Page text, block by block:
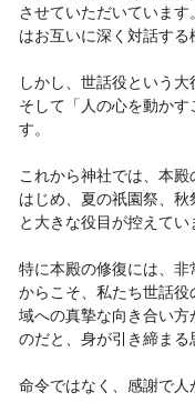
させていただいていま
はお互いに深く対話する
しかし、世話役という大
そして「人の心を動か
す。
これから神社では、本
はじめ、夏の祇園祭、
と大きな役目が控えてい
特に本殿の修復には、
からこそ、私たち世話
域への真摯な向き合い
のだと、身が引き締まる
命令ではなく、感謝で人